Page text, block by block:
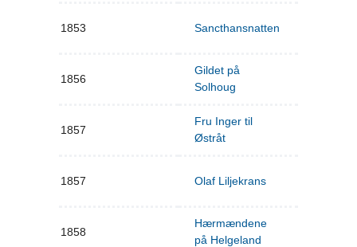
1853 Sancthansnatten
1856
Gildet på
Solhoug
1857
Fru Inger til
Østråt
1857 Olaf Liljekrans
1858
Hærmændene
på Helgeland